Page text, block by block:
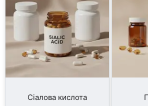
Сіалова кислота